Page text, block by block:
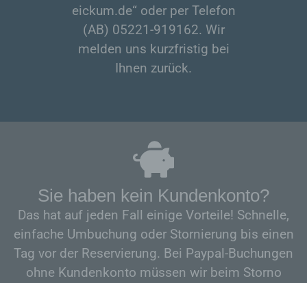
eickum.de“ oder per Telefon
(AB) 05221-919162. Wir
melden uns kurzfristig bei
Ihnen zurück.
Sie haben kein Kundenkonto?
Das hat auf jeden Fall einige Vorteile! Schnelle,
einfache Umbuchung oder Stornierung bis einen
Tag vor der Reservierung. Bei Paypal-Buchungen
ohne Kundenkonto müssen wir beim Storno